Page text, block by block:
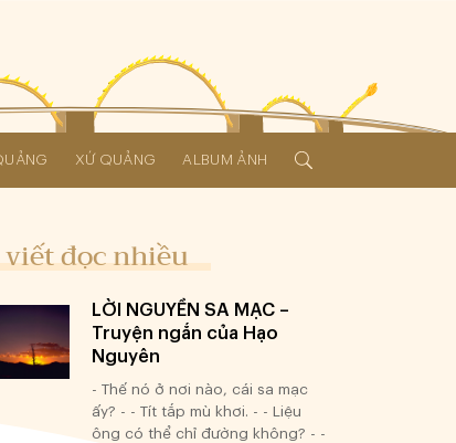
XỨ QUẢNG ALBUM ẢNH
đọc nhiều
LỜI NGUYỀN SA MẠC –
Truyện ngắn của Hạo
Nguyên
- Thế nó ở nơi nào, cái sa mạc
ấy? - - Tít tắp mù khơi. - - Liệu
ông có thể chỉ đường không? - -